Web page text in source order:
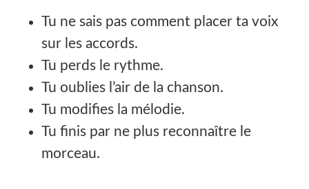
Tu ne sais pas comment placer ta voix
sur les accords.
Tu perds le rythme.
Tu oublies l’air de la chanson.
Tu modifies la mélodie.
Tu finis par ne plus reconnaître le
morceau.